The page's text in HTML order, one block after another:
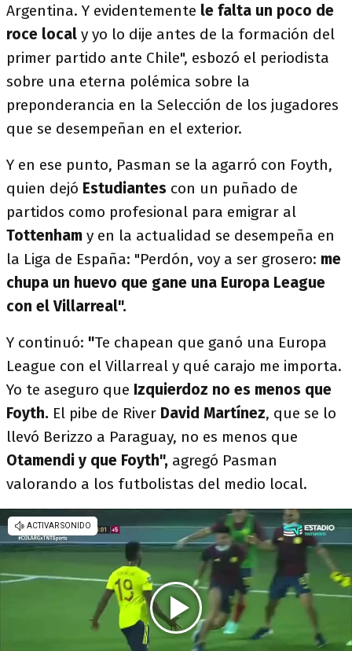
Argentina. Y evidentemente le falta un poco de
roce local y yo lo dije antes de la formación del
primer partido ante Chile", esbozó el periodista
sobre una eterna polémica sobre la
preponderancia en la Selección de los jugadores
que se desempeñan en el exterior.
Y en ese punto, Pasman se la agarró con Foyth,
quien dejó Estudiantes con un puñado de
partidos como profesional para emigrar al
Tottenham y en la actualidad se desempeña en
la Liga de España: "Perdón, voy a ser grosero: me
chupa un huevo que gane una Europa League
con el Villarreal".
Y continuó: "Te chapean que ganó una Europa
League con el Villarreal y qué carajo me importa.
Yo te aseguro que Izquierdoz no es menos que
Foyth. El pibe de River David Martínez, que se lo
llevó Berizzo a Paraguay, no es menos que
Otamendi y que Foyth", agregó Pasman
valorando a los futbolistas del medio local.